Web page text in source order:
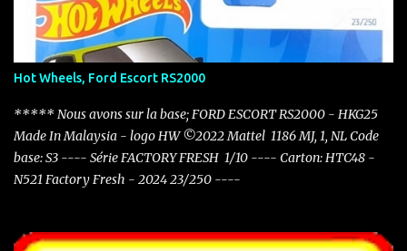
Hot Wheels, Ford Escort RS2000
***** Nous avons sur la base; FORD ESCORT RS2000 - HKG25
Made In Malaysia - logo HW ©2022 Mattel 1186 MJ, 1, NL Code
base: S3 ---- Série FACTORY FRESH 1/10 ---- Carton: HTC48 -
N521 Factory Fresh - 2024 23/250 ----